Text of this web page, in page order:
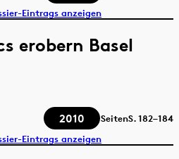
Eintrags anzeigen
erobern Basel
2010 SeitenS.182–184
Eintrags anzeigen